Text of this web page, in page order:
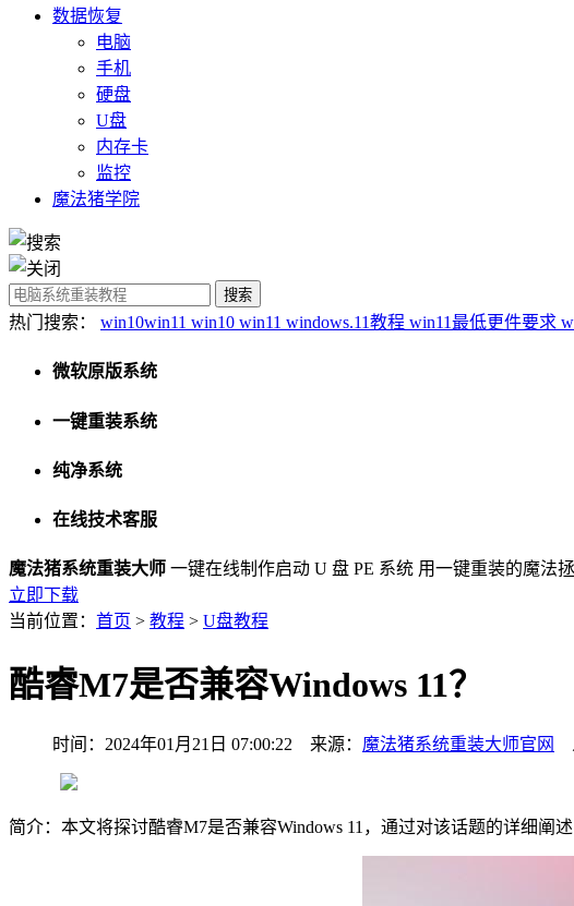
数据恢复
电脑
手机
硬盘
U盘
内存卡
监控
魔法猪学院
热门搜索： win10win11 win10 win11 windows.11教程 win11最低更件要求
微软原版系统
一键重装系统
纯净系统
在线技术客服
魔法猪系统重装大师 一键在线制作启动 U 盘 PE 系统 用一键重装的魔法
立即下载
当前位置： 首页 > 教程 > U盘教程
酷睿M7是否兼容Windows 11？
时间：2024年01月21日 07:00:22 来源： 魔法猪系统重装大师官网
简介：本文将探讨酷睿M7是否兼容Windows 11，通过对该话题的详细阐